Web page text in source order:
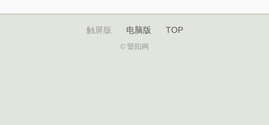
触屏版 电脑版 TOP
© 暨阳网